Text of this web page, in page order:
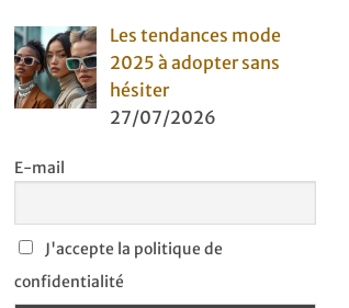
Les tendances mode
2025 à adopter sans
hésiter
27/07/2026
E-mail
J'accepte la politique de
confidentialité